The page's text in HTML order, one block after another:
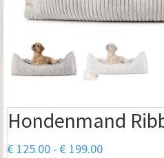
Hondenmand
€ 125.00 - € 199.00Prijsklasse: